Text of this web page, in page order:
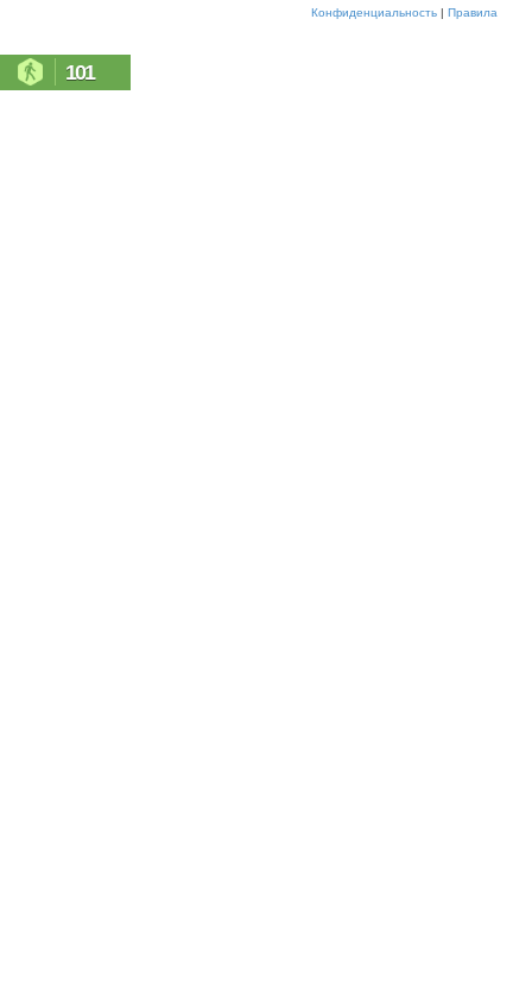
Конфиденциальность | Правила
101